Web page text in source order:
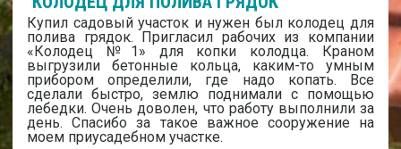
Купил садовый участок и нужен был колодец для
полива грядок. Пригласил рабочих из компании
«Колодец №1» для копки колодца. Краном
выгрузили бетонные кольца, каким-то умным
прибором определили, где надо копать. Все
сделали быстро, землю поднимали с помощью
лебедки. Очень доволен, что работу выполнили за
день. Спасибо за такое важное сооружение на
моем приусадебном участке.